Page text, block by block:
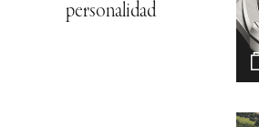
personalidad